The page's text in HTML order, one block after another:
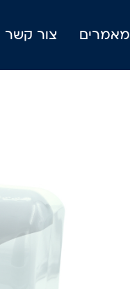
מאמרים צור קשר